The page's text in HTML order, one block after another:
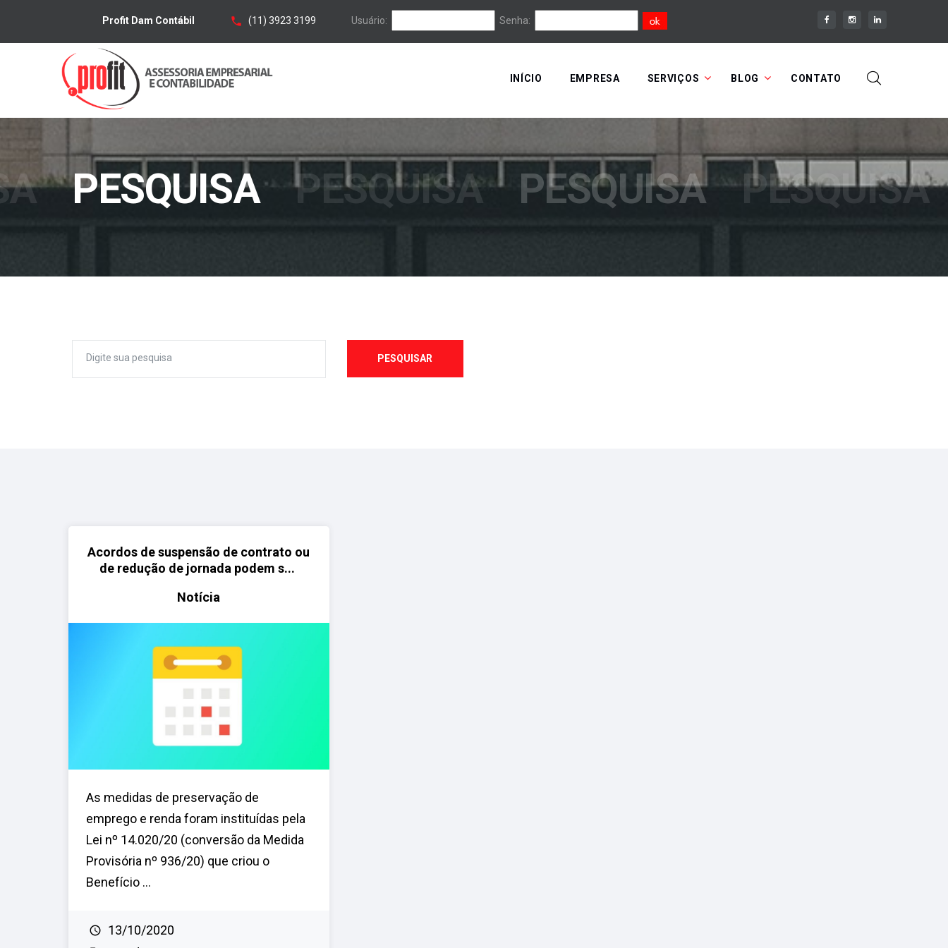
Profit Dam Contábil (11) 3923 3199 Usuário: Senha:
INÍCIO EMPRESA SERVIÇOS BLOG CONTATO
PESQUISA PESQUISA PESQUISA PESQUISA
PESQUISAR
Acordos de suspensão de contrato ou
de redução de jornada podem s...
Notícia
As medidas de preservação de
emprego e renda foram instituídas pela
Lei nº 14.020/20 (conversão da Medida
Provisória nº 936/20) que criou o
Benefício ...
13/10/2020